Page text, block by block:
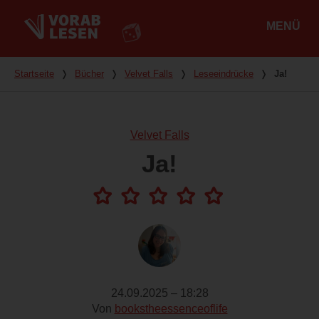
MENÜ
Du bist hier
Startseite ❭ Bücher ❭ Velvet Falls ❭ Leseeindrücke ❭ Ja!
Velvet Falls
Ja!
24.09.2025 – 18:28
Von bookstheessenceoflife